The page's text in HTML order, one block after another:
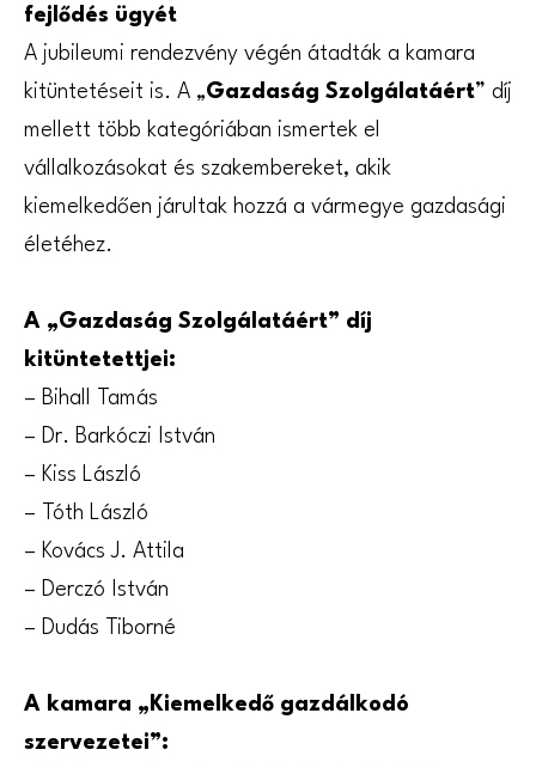
fejlődés ügyét
A jubileumi rendezvény végén átadták a kamara
kitüntetéseit is. A „Gazdaság Szolgálatáért” díj
mellett több kategóriában ismertek el
vállalkozásokat és szakembereket, akik
kiemelkedően járultak hozzá a vármegye gazdasági
életéhez.
A „Gazdaság Szolgálatáért” díj
kitüntetettjei:
– Bihall Tamás
– Dr. Barkóczi István
– Kiss László
– Tóth László
– Kovács J. Attila
– Derczó István
– Dudás Tiborné
A kamara „Kiemelkedő gazdálkodó
szervezetei”: